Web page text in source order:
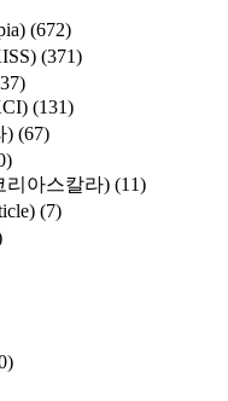
(672)
(371)
(131)
) (67)
리아스칼라) (11)
(7)